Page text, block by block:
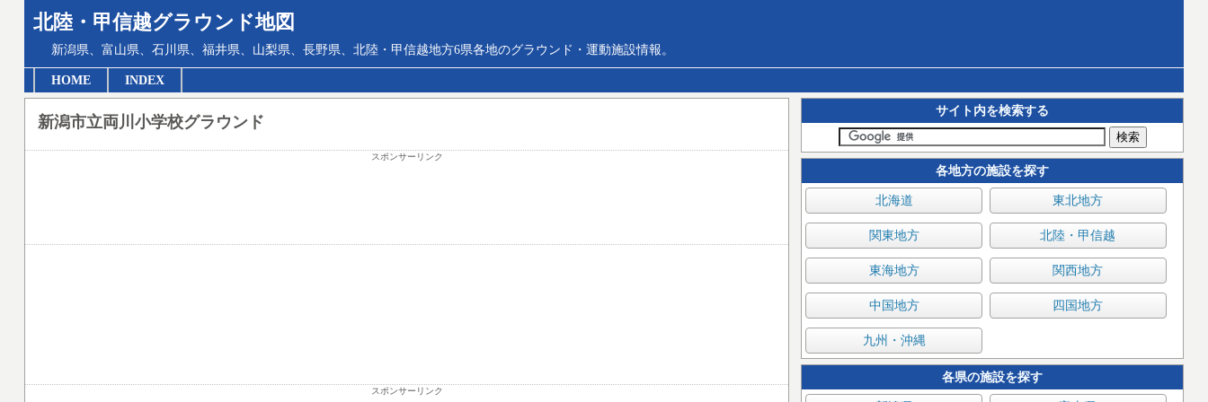
北陸・甲信越グラウンド地図
新潟県、富山県、石川県、福井県、山梨県、長野県、北陸・甲信越地方6県各地のグラウンド・運動施設情報。
HOME INDEX
サイト内を検索する
各地方の施設を探す
北海道 東北地方
関東地方 北陸・甲信越
東海地方 関西地方
中国地方 四国地方
九州・沖縄
各県の施設を探す
新潟市立両川小学校グラウンド
スポンサーリンク
スポンサーリンク